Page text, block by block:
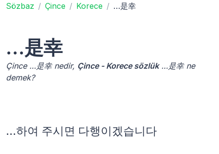
Sözbaz Çince Korece …是幸
…是幸
Çince …是幸 nedir, Çince - Korece sözlük…是幸 ne
demek?
…하여 주시면 다행이겠습니다